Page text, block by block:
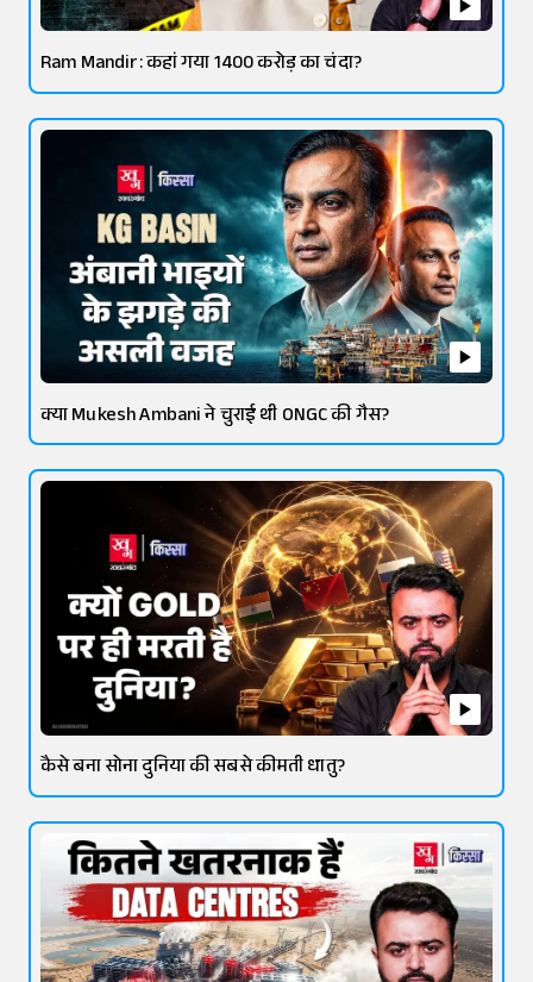
Ram Mandir: कहां गया 1400 करोड़ का चंदा?
क्या Mukesh Ambani ने चुराई थी ONGC की गैस?
कैसे बना सोना दुनिया की सबसे कीमती धातु?